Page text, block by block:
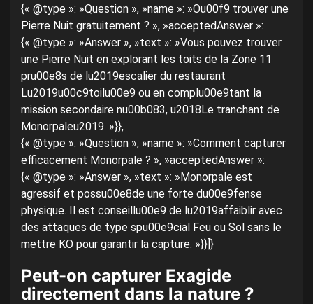
{« @type »: »Question », »name »: »Ou00f9 trouver une
Pierre Nuit gratuitement ? », »acceptedAnswer »:
{« @type »: »Answer », »text »: »Vous pouvez trouver
une Pierre Nuit en explorant les toits de la Zone 11
pru00e8s de lu2019escalier du restaurant
Lu2019u00c9toilu00e9 ou en complu00e9tant la
mission secondaire nu00b083, u2018Le tranchant de
Monorpaleu2019. »}},
{« @type »: »Question », »name »: »Comment capturer
efficacement Monorpale ? », »acceptedAnswer »:
{« @type »: »Answer », »text »: »Monorpale est
agressif et possu00e8de une forte du00e9fense
physique. Il est conseillu00e9 de lu2019affaiblir avec
des attaques de type spu00e9cial Feu ou Sol sans le
mettre KO pour garantir la capture. »}}]}
Peut-on capturer Exagide
directement dans la nature ?